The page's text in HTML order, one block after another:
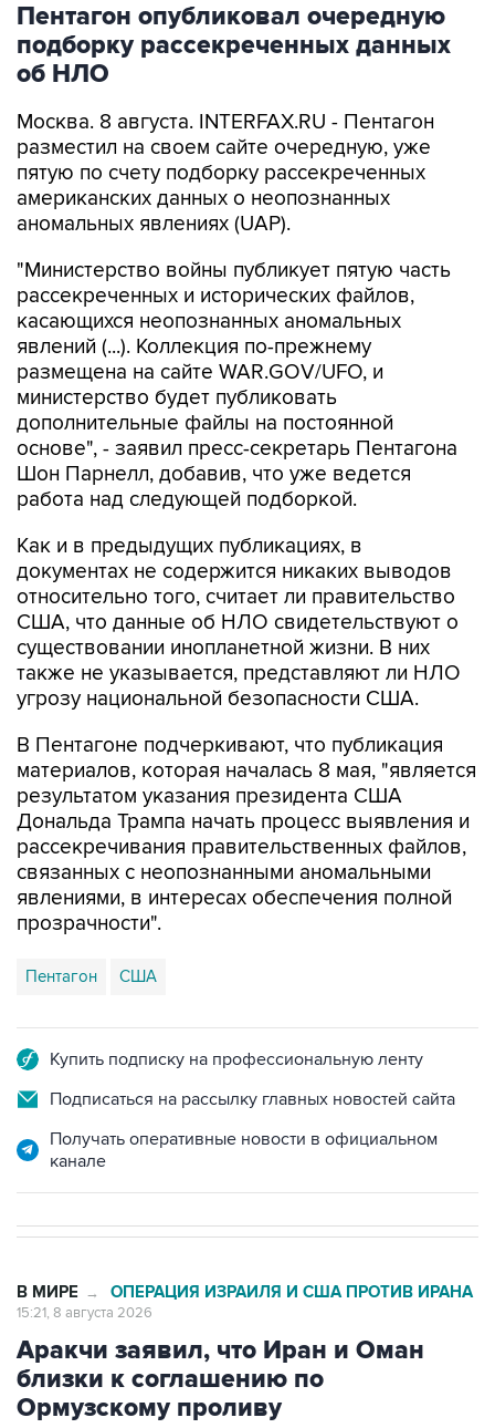
Пентагон опубликовал очередную
подборку рассекреченных данных
об НЛО
Москва. 8 августа. INTERFAX.RU - Пентагон
разместил на своем сайте очередную, уже
пятую по счету подборку рассекреченных
американских данных о неопознанных
аномальных явлениях (UAP).
"Министерство войны публикует пятую часть
рассекреченных и исторических файлов,
касающихся неопознанных аномальных
явлений (...). Коллекция по-прежнему
размещена на сайте WAR.GOV/UFO, и
министерство будет публиковать
дополнительные файлы на постоянной
основе", - заявил пресс-секретарь Пентагона
Шон Парнелл, добавив, что уже ведется
работа над следующей подборкой.
Как и в предыдущих публикациях, в
документах не содержится никаких выводов
относительно того, считает ли правительство
США, что данные об НЛО свидетельствуют о
существовании инопланетной жизни. В них
также не указывается, представляют ли НЛО
угрозу национальной безопасности США.
В Пентагоне подчеркивают, что публикация
материалов, которая началась 8 мая, "является
результатом указания президента США
Дональда Трампа начать процесс выявления и
рассекречивания правительственных файлов,
связанных с неопознанными аномальными
явлениями, в интересах обеспечения полной
прозрачности".
Пентагон США
Купить подписку на профессиональную ленту
Подписаться на рассылку главных новостей сайта
Получать оперативные новости в официальном
канале
В МИРЕ → ОПЕРАЦИЯ ИЗРАИЛЯ И США ПРОТИВ ИРАНА
15:21, 8 августа 2026
Аракчи заявил, что Иран и Оман
близки к соглашению по
Ормузскому проливу